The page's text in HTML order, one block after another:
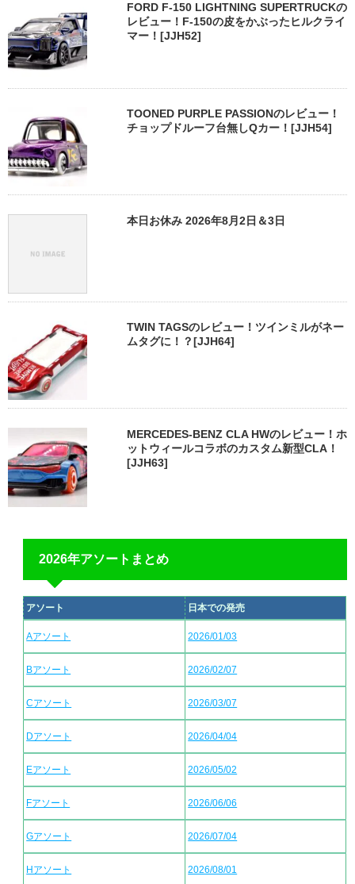
FORD F-150 LIGHTNING SUPERTRUCKの
レビュー！F-150の皮をかぶったヒルクライ
マー！[JJH52]
TOONED PURPLE PASSIONのレビュー！
チョップドルーフ台無しQカー！[JJH54]
本日お休み 2026年8月2日＆3日
TWIN TAGSのレビュー！ツインミルがネー
ムタグに！？[JJH64]
MERCEDES-BENZ CLA HWのレビュー！ホ
ットウィールコラボのカスタム新型CLA！
[JJH63]
2026年アソートまとめ
アソート 日本での発売
Aアソート 2026/01/03
Bアソート 2026/02/07
Cアソート 2026/03/07
Dアソート 2026/04/04
Eアソート 2026/05/02
Fアソート 2026/06/06
Gアソート 2026/07/04
Hアソート 2026/08/01